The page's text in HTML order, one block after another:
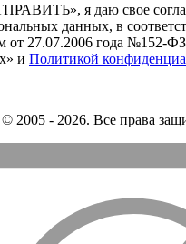
я даю свое
данных, в
от 27.07.2006 года №152-
и Политикой
2005 - 2026. Все права